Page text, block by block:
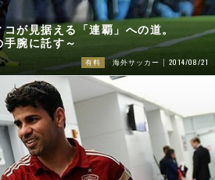
が見据える「連覇」への道。
手腕に託す～
有料 海外サッカー 2014/08/21